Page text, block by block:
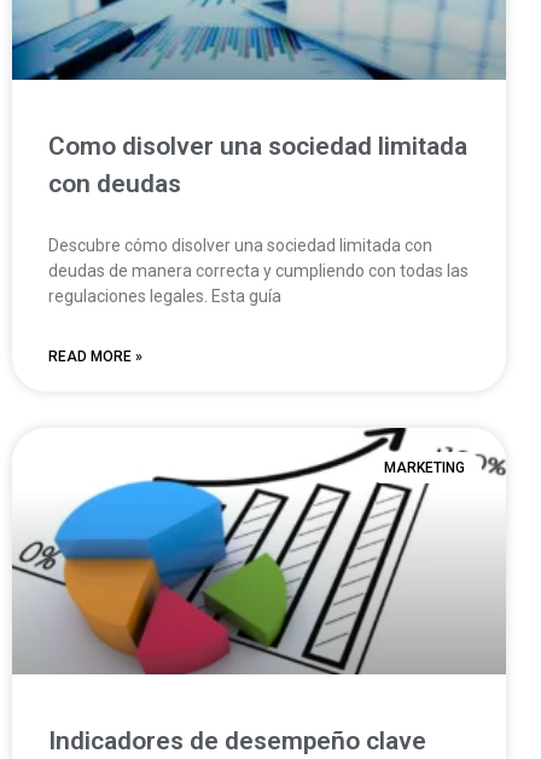
Como disolver una sociedad limitada
con deudas
Descubre cómo disolver una sociedad limitada con
deudas de manera correcta y cumpliendo con todas las
regulaciones legales. Esta guía
READ MORE »
MARKETING
Indicadores de desempeño clave